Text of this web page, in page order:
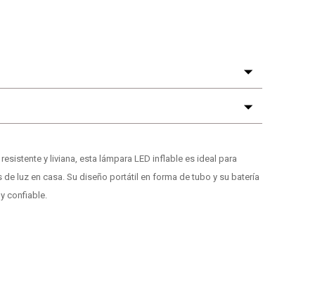
y liviana, esta lámpara LED inflable es ideal para
luz en casa. Su diseño portátil en forma de tubo y su batería
confiable.